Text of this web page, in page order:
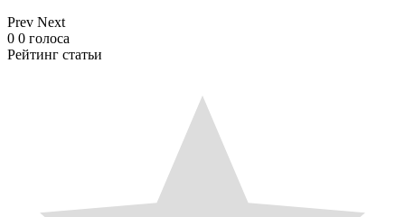
Prev Next
0 0 голоса
Рейтинг статьи